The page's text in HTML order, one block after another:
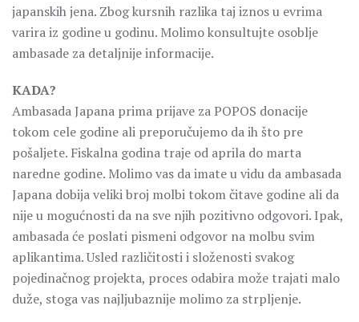
japanskih jena. Zbog kursnih razlika taj iznos u evrima
varira iz godine u godinu. Molimo konsultujte osoblje
ambasade za detaljnije informacije.
KADA?
Ambasada Japana prima prijave za POPOS donacije
tokom cele godine ali preporučujemo da ih što pre
pošaljete. Fiskalna godina traje od aprila do marta
naredne godine. Molimo vas da imate u vidu da ambasada
Japana dobija veliki broj molbi tokom čitave godine ali da
nije u mogućnosti da na sve njih pozitivno odgovori. Ipak,
ambasada će poslati pismeni odgovor na molbu svim
aplikantima. Usled različitosti i složenosti svakog
pojedinačnog projekta, proces odabira može trajati malo
duže, stoga vas najljubaznije molimo za strpljenje.